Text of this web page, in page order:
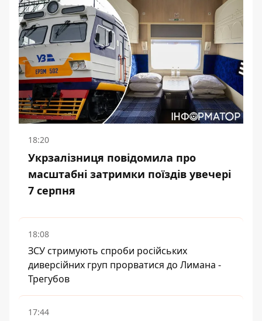
18:20
Укрзалізниця повідомила про
масштабні затримки поїздів увечері
7 серпня
18:08
ЗСУ стримують спроби російських
диверсійних груп прорватися до Лимана -
Трегубов
17:44